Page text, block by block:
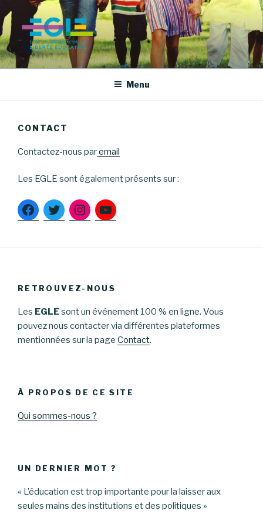
au
contenu
principal
LES ÉTATS GÉNÉRAUX DE LA
LIBERTÉ ÉDUCATIVE
Menu
CONTACT
Contactez-nous paremail
Les EGLE sont également présents sur :
RETROUVEZ-NOUS
Les EGLEsont un événement 100 % en ligne. Vous
pouvez nous contacter via différentes plateformes
mentionnées sur la page Contact.
À PROPOS DE CE SITE
Qui sommes-nous ?
UN DERNIER MOT ?
« L’éducation est trop importante pour la laisser aux
seules mains des institutions et des politiques »